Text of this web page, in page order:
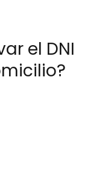
el DNI